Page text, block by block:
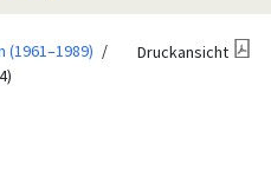
Druckansicht